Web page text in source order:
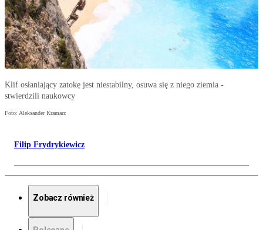
Klif osłaniający zatokę jest niestabilny, osuwa się z niego ziemia -
stwierdzili naukowcy
Foto: Aleksander Kramarz
Filip Frydrykiewicz
Zobacz również